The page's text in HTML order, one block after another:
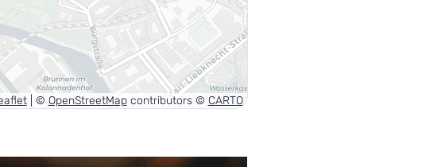
© OpenStreetMapcontributors © CARTO